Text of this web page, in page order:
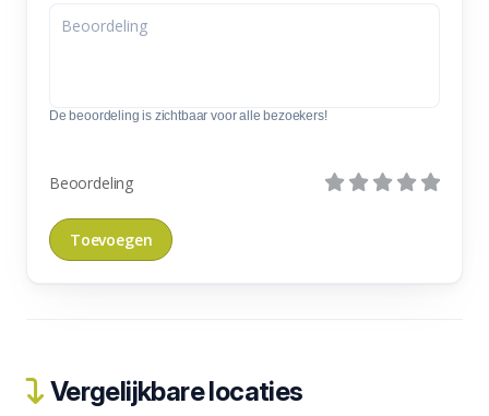
De beoordeling is zichtbaar voor alle bezoekers!
Beoordeling
Vergelijkbare locaties